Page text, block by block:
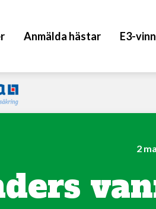
Anmälda hästar E3-
2